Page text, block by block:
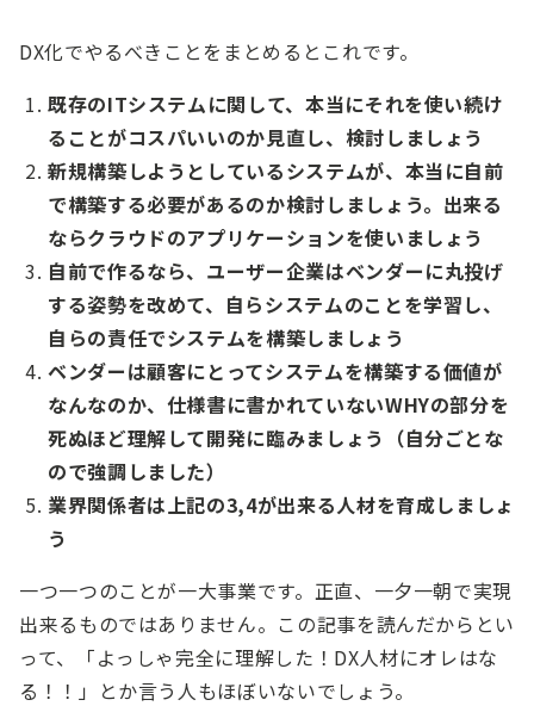
DX化でやるべきことをまとめるとこれです。
既存のITシステムに関して、本当にそれを使い続け
ることがコスパいいのか見直し、検討しましょう
新規構築しようとしているシステムが、本当に自前
で構築する必要があるのか検討しましょう。出来る
ならクラウドのアプリケーションを使いましょう
自前で作るなら、ユーザー企業はベンダーに丸投げ
する姿勢を改めて、自らシステムのことを学習し、
自らの責任でシステムを構築しましょう
ベンダーは顧客にとってシステムを構築する価値が
なんなのか、仕様書に書かれていないWHYの部分を
死ぬほど理解して開発に臨みましょう（自分ごとな
ので強調しました）
業界関係者は上記の3,4が出来る人材を育成しましょ
う
一つ一つのことが一大事業です。正直、一夕一朝で実現
出来るものではありません。この記事を読んだからとい
って、「よっしゃ完全に理解した！DX人材にオレはな
る！！」とか言う人もほぼいないでしょう。